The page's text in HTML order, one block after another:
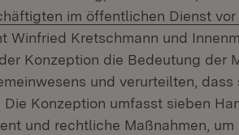
im öffentlichen Dienst
Winfried Kretschmann und
Konzeption die Bedeutung der
und verurteilten,
Konzeption umfasst sieben
und rechtliche Maßnahmen,